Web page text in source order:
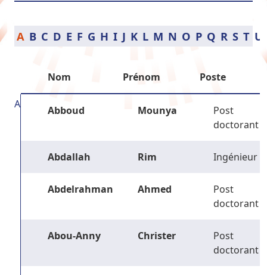
A B C D E F G H I J K L M N O P Q R S T U
Nom Prénom Poste
A Abboud Mounya
Post
doctorant
Abdallah Rim Ingénieur
Abdelrahman Ahmed
Post
doctorant
Abou-Anny Christer
Post
doctorant